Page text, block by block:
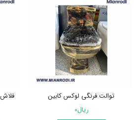
توالت فرنگی لوکس کابین
ریال0
فلاش